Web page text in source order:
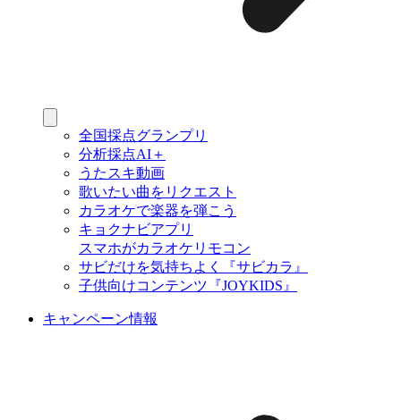
全国採点グランプリ
分析採点AI＋
うたスキ動画
歌いたい曲をリクエスト
カラオケで楽器を弾こう
キョクナビアプリ
スマホがカラオケリモコン
サビだけを気持ちよく『サビカラ』
子供向けコンテンツ『JOYKIDS』
キャンペーン情報